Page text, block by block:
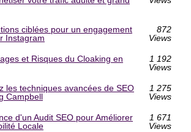
ciblées pour un engagement
Instagram
872
Views
et Risques du Cloaking en
1 192
Views
les techniques avancées de SEO
Campbell
1 275
Views
d'un Audit SEO pour Améliorer
Locale
1 671
Views